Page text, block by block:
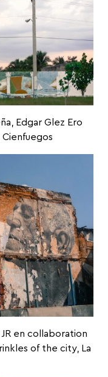
Edgar Glez Ero
JR en collaboration
of the city, La